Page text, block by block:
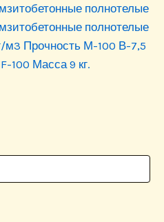
полнотелые
полнотелые
м3 Прочность М-100 В-7,5
100 Масса 9 кг.